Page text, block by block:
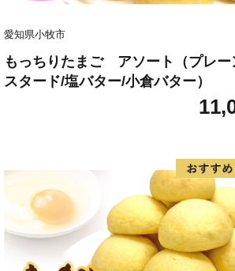
愛知県小牧市
もっちりたまご アソート（プレー
スタード/塩バター/小倉バター）